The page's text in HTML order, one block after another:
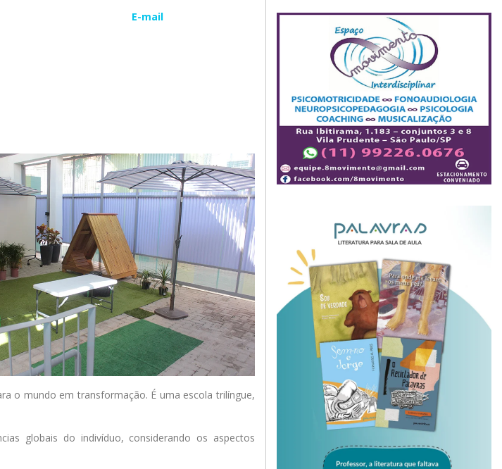
E-mail
o mundo em transformação. É uma escola trilíngue,
globais do indivíduo, considerando os aspectos